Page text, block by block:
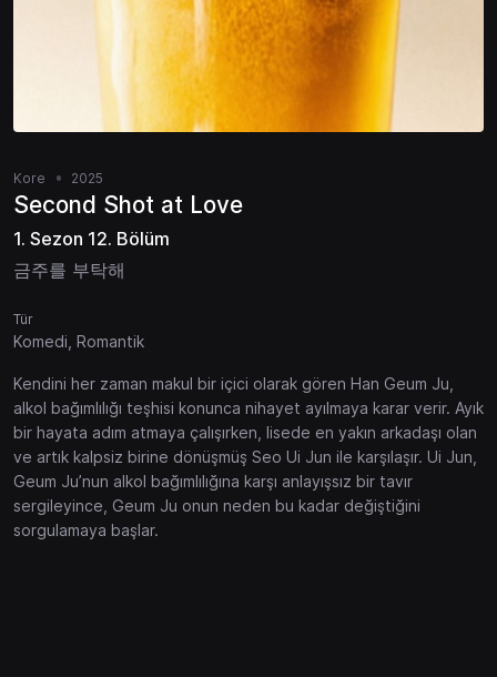
Kore 2025
Second Shot at Love
1. Sezon 12. Bölüm
금주를 부탁해
Tür
Komedi, Romantik
Kendini her zaman makul bir içici olarak gören Han Geum Ju,
alkol bağımlılığı teşhisi konunca nihayet ayılmaya karar verir. Ayık
bir hayata adım atmaya çalışırken, lisede en yakın arkadaşı olan
ve artık kalpsiz birine dönüşmüş Seo Ui Jun ile karşılaşır. Ui Jun,
Geum Ju’nun alkol bağımlılığına karşı anlayışsız bir tavır
sergileyince, Geum Ju onun neden bu kadar değiştiğini
sorgulamaya başlar.